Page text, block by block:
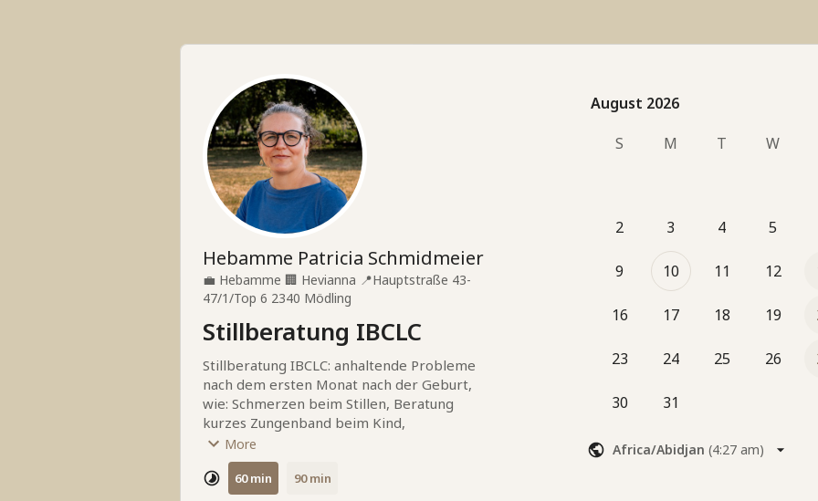
Hebamme Patricia Schmidmeier
💼 Hebamme 🏢 Hevianna 📍Hauptstraße 43-
47/1/Top 6 2340 Mödling
Stillberatung IBCLC
Stillberatung IBCLC: anhaltende Probleme
nach dem ersten Monat nach der Geburt,
wie: Schmerzen beim Stillen, Beratung
kurzes Zungenband beim Kind,
Gewichtsprobleme beim Kind, Abstillen,......
Kosten: 1h    € 100,-
              1,5h € 150,-
More
60 min 90 min
August 2026
August 2026
S
M T W
2 3 4 5
9 10 11 12
16 17 18 19
23 24 25 26
30 31
Africa/Abidjan (4:27 am)